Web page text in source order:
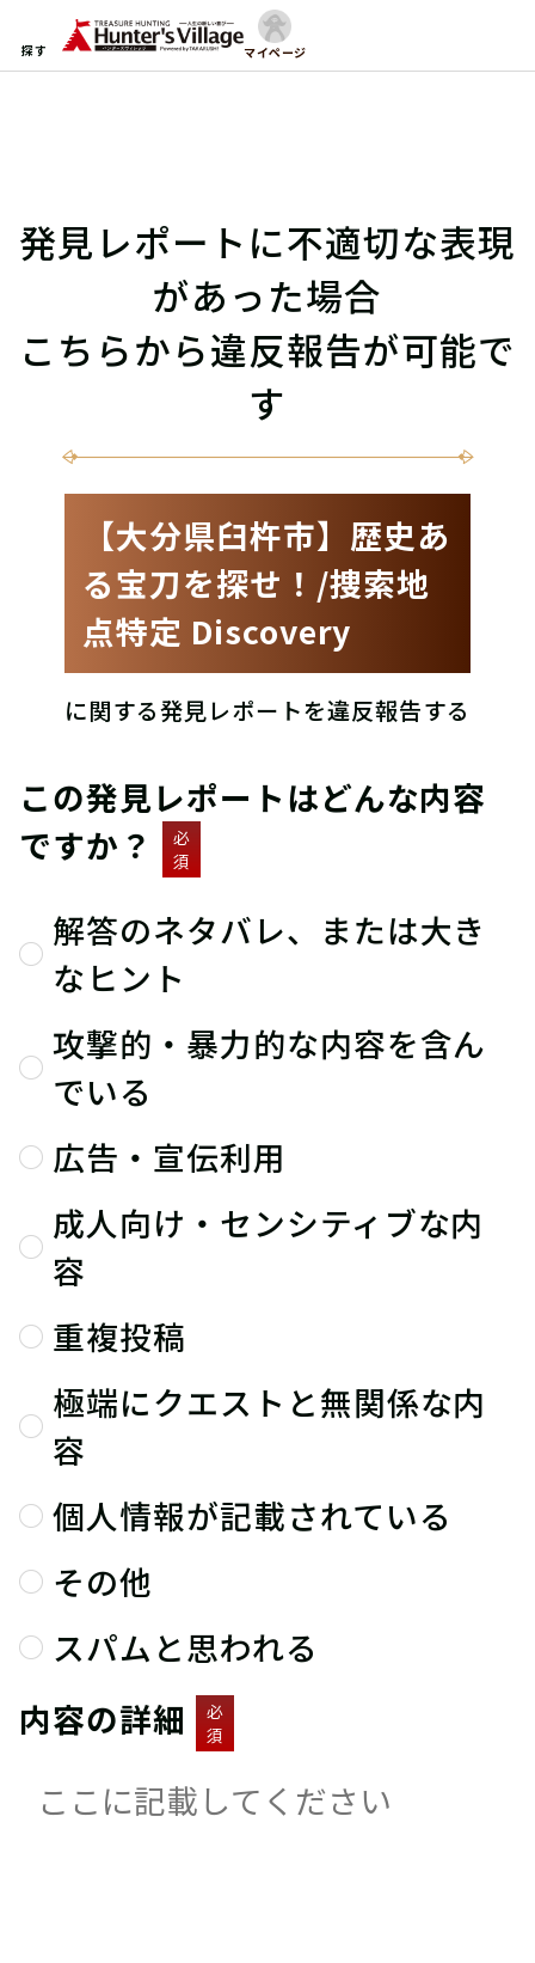
探す マイページ
発見レポートに不適切な表現
があった場合
こちらから違反報告が可能で
す
【大分県臼杵市】歴史あ
る宝刀を探せ！/捜索地
点特定 Discovery
に関する発見レポートを違反報告する
この発見レポートはどんな内容
ですか？
必
須
解答のネタバレ、または大き
なヒント
攻撃的・暴力的な内容を含ん
でいる
広告・宣伝利用
成人向け・センシティブな内
容
重複投稿
極端にクエストと無関係な内
容
個人情報が記載されている
その他
スパムと思われる
内容の詳細
必
須